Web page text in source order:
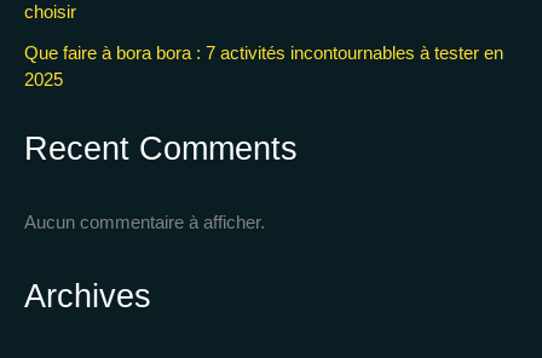
choisir
Que faire à bora bora : 7 activités incontournables à tester en
2025
Recent Comments
Aucun commentaire à afficher.
Archives